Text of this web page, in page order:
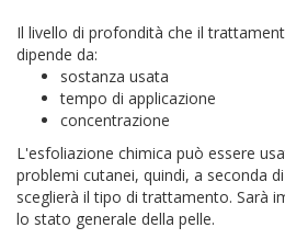
Il livello di profondità che il
dipende da:
sostanza usata
tempo di applicazione
concentrazione
L'esfoliazione chimica può essere
problemi cutanei, quindi, a seconda
sceglierà il tipo di trattamento. Sarà
lo stato generale della pelle.